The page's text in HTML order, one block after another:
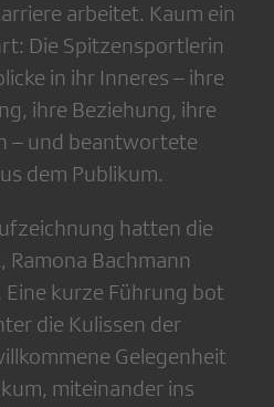
arbeitet. Kaum ein
Die Spitzensportlerin
in ihr Inneres – ihre
ihre Beziehung, ihre
– und beantwortete
dem Publikum.
hatten die
Ramona Bachmann
kurze Führung bot
die Kulissen der
Gelegenheit
miteinander ins